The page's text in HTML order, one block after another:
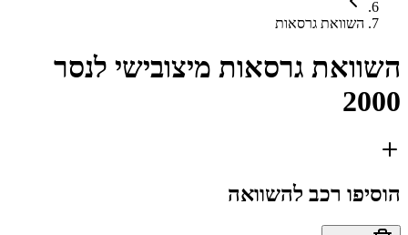
השוואת גרסאות
השוואת גרסאות מיצובישי לנסר
2000
הוסיפו רכב להשוואה